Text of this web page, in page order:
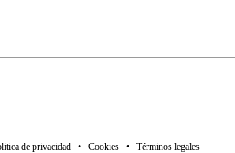
de privacidad • Cookies • Términos legales